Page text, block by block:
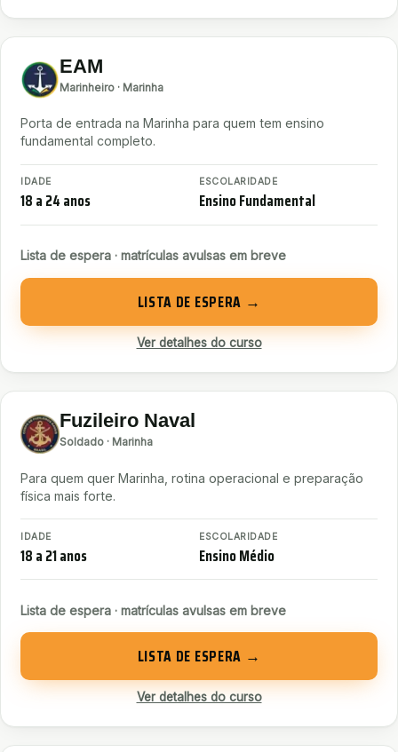
EAM
Marinheiro · Marinha
Porta de entrada na Marinha para quem tem ensino
fundamental completo.
IDADE
18 a 24 anos
ESCOLARIDADE
Ensino Fundamental
Lista de espera · matrículas avulsas em breve
LISTA DE ESPERA →
Ver detalhes do curso
Fuzileiro Naval
Soldado · Marinha
Para quem quer Marinha, rotina operacional e preparação
física mais forte.
IDADE
18 a 21 anos
ESCOLARIDADE
Ensino Médio
Lista de espera · matrículas avulsas em breve
LISTA DE ESPERA →
Ver detalhes do curso